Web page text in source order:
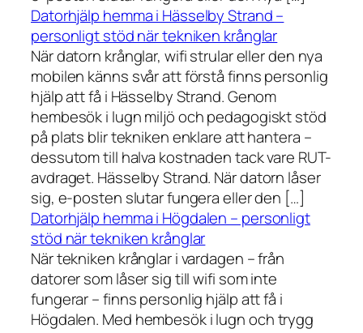
Datorhjälp hemma i Hässelby Strand –
personligt stöd när tekniken krånglar
När datorn krånglar, wifi strular eller den nya
mobilen känns svår att förstå finns personlig
hjälp att få i Hässelby Strand. Genom
hembesök i lugn miljö och pedagogiskt stöd
på plats blir tekniken enklare att hantera –
dessutom till halva kostnaden tack vare RUT-
avdraget. Hässelby Strand. När datorn låser
sig, e-posten slutar fungera eller den […]
Datorhjälp hemma i Högdalen – personligt
stöd när tekniken krånglar
När tekniken krånglar i vardagen – från
datorer som låser sig till wifi som inte
fungerar – finns personlig hjälp att få i
Högdalen. Med hembesök i lugn och trygg